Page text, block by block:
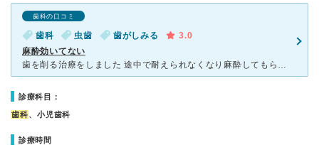
歯科の口コミ
歯科 虫歯 歯がしみる
3.0
麻酔効いてない
歯を削る治療をしました 途中で耐えられなくなり麻酔してもらいましたが 先生が途中で削ろうとしたのでまだ効いておらずあんまり麻酔の意味がありませんでした なので通うならちゃんと麻酔効いてるか確認し
診療科目：
歯科、小児歯科
診療時間